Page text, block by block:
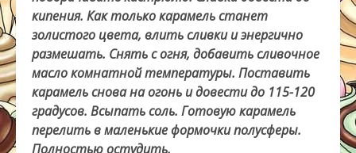
кипения. Как только карамель станет
золистого цвета, влить сливки и энергично
размешать. Снять с огня, добавить сливочное
масло комнатной температуры. Поставить
карамель снова на огонь и довести до 115-120
градусов. Всыпать соль. Готовую карамель
перелить в маленькие формочки полусферы.
Полностью остудить.